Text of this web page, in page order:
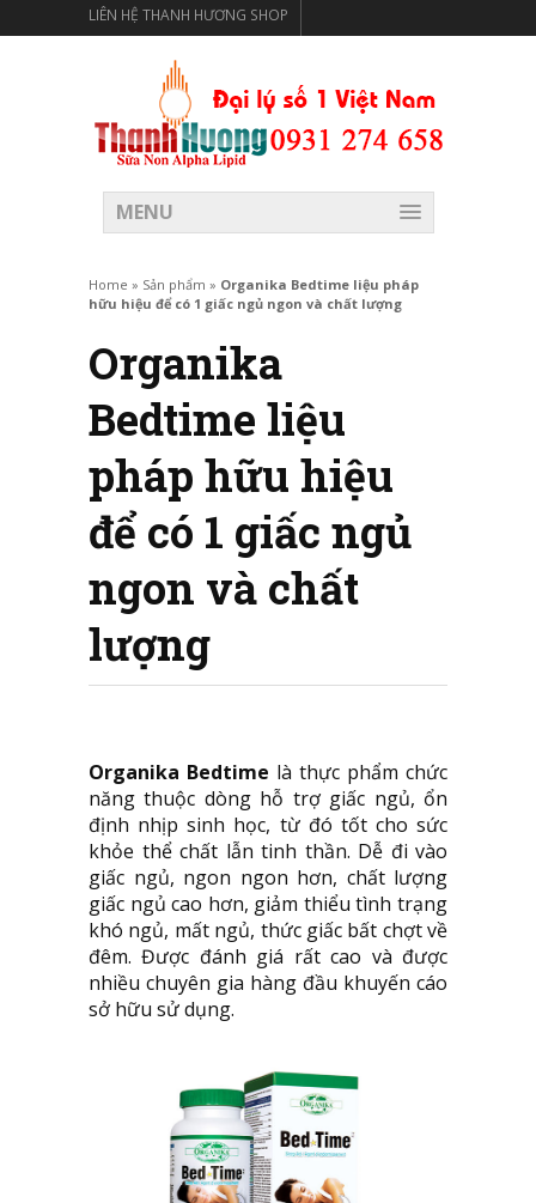
LIÊN HỆ THANH HƯƠNG SHOP
CHO SỨC KHỎE
MENU
Home » Sản phẩm » Organika Bedtime liệu pháp
hữu hiệu để có 1 giấc ngủ ngon và chất lượng
Organika
Bedtime liệu
pháp hữu hiệu
để có 1 giấc ngủ
ngon và chất
lượng
Organika Bedtime là thực phẩm chức
năng thuộc dòng hỗ trợ giấc ngủ, ổn
định nhịp sinh học, từ đó tốt cho sức
khỏe thể chất lẫn tinh thần. Dễ đi vào
giấc ngủ, ngon ngon hơn, chất lượng
giấc ngủ cao hơn, giảm thiểu tình trạng
khó ngủ, mất ngủ, thức giấc bất chợt về
đêm. Được đánh giá rất cao và được
nhiều chuyên gia hàng đầu khuyến cáo
sở hữu sử dụng.